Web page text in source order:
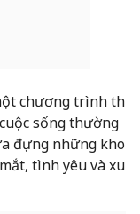
chương trình th
sống thường
đựng những kho
tình yêu và xu